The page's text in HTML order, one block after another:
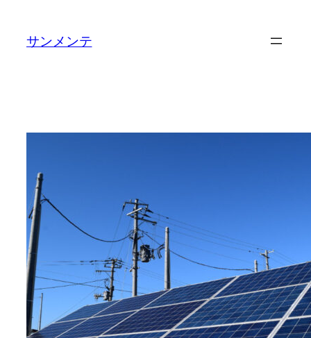
サンメンテ